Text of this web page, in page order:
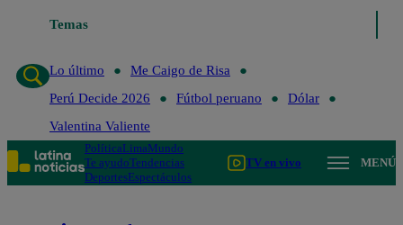
Temas
Lo último
Me Caigo de Risa
Perú Decide 2026
Fútbol peruano
Dólar
Valentina Valiente
PolíticaLimaMundo
Te ayudoTendencias
DeportesEspectáculos
TV en vivo MENÚ